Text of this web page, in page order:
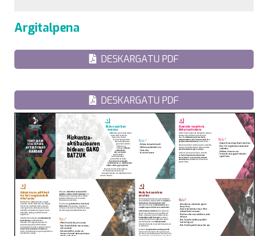
Argitalpena
DESKARGATU PDF
DESKARGATU PDF